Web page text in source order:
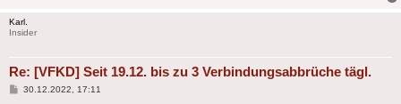
Karl.
Insider
Re: [VFKD] Seit 19.12. bis zu 3 Verbindungsabbrüche tägl.
Beitrag
30.12.2022, 17:11